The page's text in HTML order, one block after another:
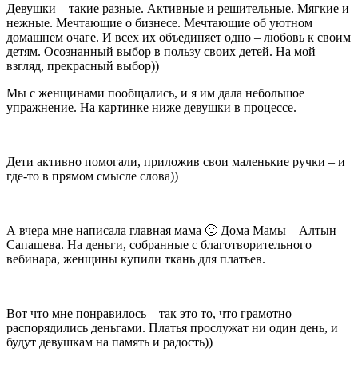
Девушки – такие разные. Активные и решительные. Мягкие и
нежные. Мечтающие о бизнесе. Мечтающие об уютном
домашнем очаге. И всех их объединяет одно – любовь к своим
детям. Осознанный выбор в пользу своих детей. На мой
взгляд, прекрасный выбор))
Мы с женщинами пообщались, и я им дала небольшое
упражнение. На картинке ниже девушки в процессе.
Дети активно помогали, приложив свои маленькие ручки – и
где-то в прямом смысле слова))
А вчера мне написала главная мама 🙂 Дома Мамы – Алтын
Сапашева. На деньги, собранные с благотворительного
вебинара, женщины купили ткань для платьев.
Вот что мне понравилось – так это то, что грамотно
распорядились деньгами. Платья прослужат ни один день, и
будут девушкам на память и радость))